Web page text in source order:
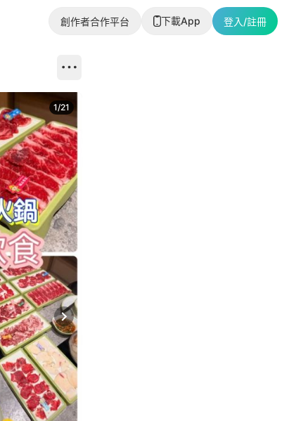
創作者合作平台 下載App 登入/註冊
Next slide
1/21